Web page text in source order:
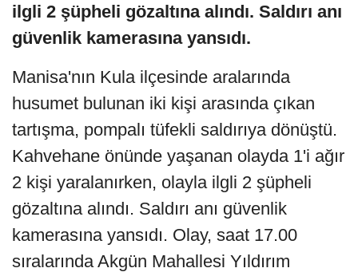
ilgli 2 şüpheli gözaltına alındı. Saldırı anı
güvenlik kamerasına yansıdı.
Manisa'nın Kula ilçesinde aralarında
husumet bulunan iki kişi arasında çıkan
tartışma, pompalı tüfekli saldırıya dönüştü.
Kahvehane önünde yaşanan olayda 1'i ağır
2 kişi yaralanırken, olayla ilgli 2 şüpheli
gözaltına alındı. Saldırı anı güvenlik
kamerasına yansıdı. Olay, saat 17.00
sıralarında Akgün Mahallesi Yıldırım